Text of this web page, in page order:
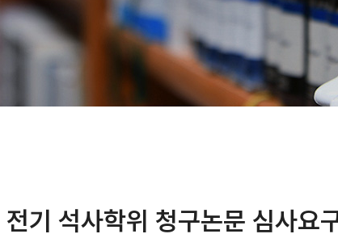
기 석사학위 청구논문 심사요